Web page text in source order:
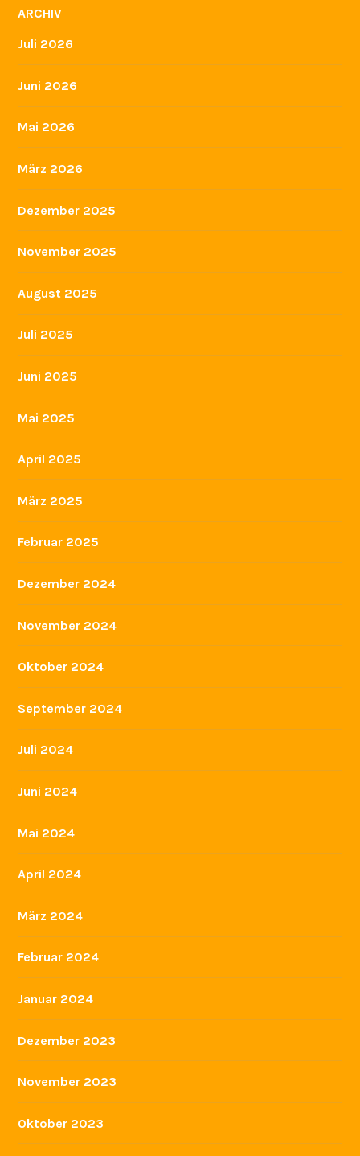
ARCHIV
Juli 2026
Juni 2026
Mai 2026
März 2026
Dezember 2025
November 2025
August 2025
Juli 2025
Juni 2025
Mai 2025
April 2025
März 2025
Februar 2025
Dezember 2024
November 2024
Oktober 2024
September 2024
Juli 2024
Juni 2024
Mai 2024
April 2024
März 2024
Februar 2024
Januar 2024
Dezember 2023
November 2023
Oktober 2023